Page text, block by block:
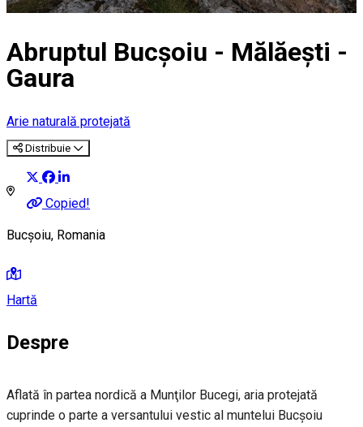
Abruptul Bucșoiu - Mălăești -
Gaura
Arie naturală protejată
Distribuie
Copied!
Bucșoiu, Romania
Hartă
Despre
Aflată în partea nordică a Munţilor Bucegi, aria protejată
cuprinde o parte a versantului vestic al muntelui Bucşoiu